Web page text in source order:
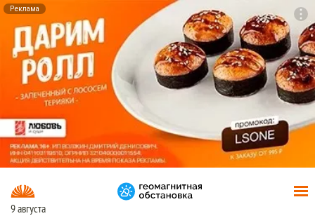
Реклама
9 августа